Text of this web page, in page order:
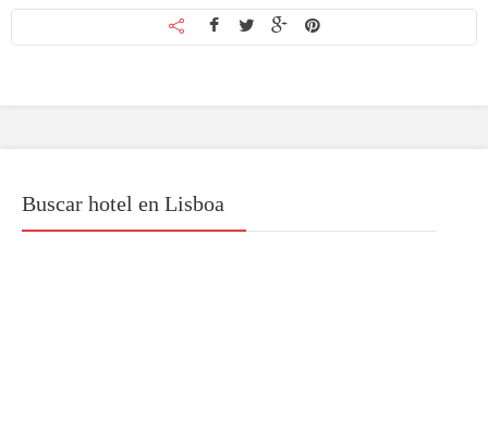
Buscar hotel en Lisboa